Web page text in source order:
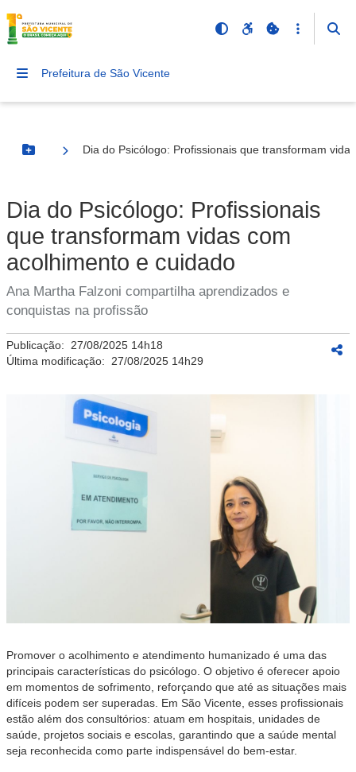
Prefeitura de São Vicente
Botão Menu
Dia do Psicólogo: Profissionais que transformam
Dia do Psicólogo: Profissionais
que transformam vidas com
acolhimento e cuidado
Ana Martha Falzoni compartilha aprendizados e
conquistas na profissão
Publicação: 27/08/2025 14h18
Última modificação: 27/08/2025 14h29
Promover o acolhimento e atendimento humanizado é uma das
principais características do psicólogo. O objetivo é oferecer apoio
em momentos de sofrimento, reforçando que até as situações mais
difíceis podem ser superadas. Em São Vicente, esses profissionais
estão além dos consultórios: atuam em hospitais, unidades de
saúde, projetos sociais e escolas, garantindo que a saúde mental
seja reconhecida como parte indispensável do bem-estar.